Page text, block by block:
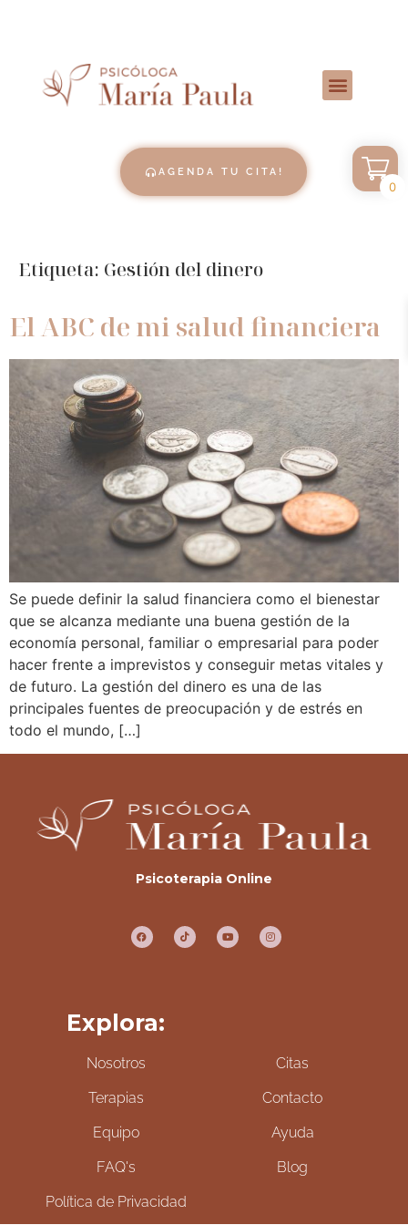
AGENDA TU CITA!
Etiqueta: Gestión del dinero
El ABC de mi salud financiera
Se puede definir la salud financiera como el bienestar
que se alcanza mediante una buena gestión de la
economía personal, familiar o empresarial para poder
hacer frente a imprevistos y conseguir metas vitales y
de futuro. La gestión del dinero es una de las
principales fuentes de preocupación y de estrés en
todo el mundo, […]
Psicoterapia Online
Explora:
Nosotros
Terapias
Equipo
FAQ's
Política de Privacidad
Citas
Contacto
Ayuda
Blog
0